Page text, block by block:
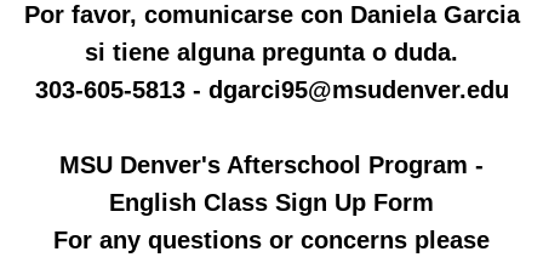
Por favor, comunicarse con Daniela Garcia
si tiene alguna pregunta o duda.
303-605-5813 - dgarci95@msudenver.edu
MSU Denver's Afterschool Program -
English Class Sign Up Form
For any questions or concerns please